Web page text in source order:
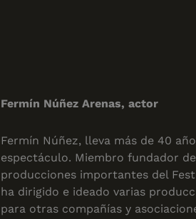
Fermín Núñez Arenas, actor
Fermín Núñez, lleva más de 40
espectáculo. Miembro fundador
producciones importantes del
ha dirigido e ideado varias
para otras compañías y